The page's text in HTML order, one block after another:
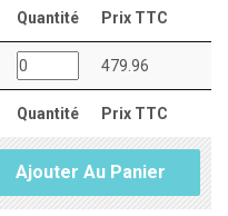
Quantité Prix TTC
Quantité Prix TTC
479.96
Ajouter Au Panier